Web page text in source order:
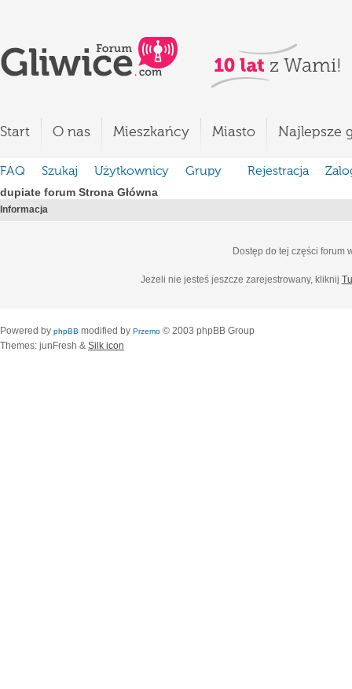
Start O nas Mieszkańcy Miasto Najlepsze
FAQ Szukaj Użytkownicy Grupy Rejestracja
dupiate forum Strona Główna
Informacja
Dostęp do tej części forum
Jeżeli nie jesteś jeszcze zarejestrowany, kliknij
Powered by phpBB modified by Przemo © 2003 phpBB Group
Themes: junFresh & Silk icon